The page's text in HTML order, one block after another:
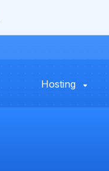
Hosting